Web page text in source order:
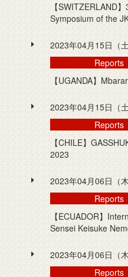
【SWITZERLAND
Symposium of the
2023年04月15日（
Reports
【UGANDA】
2023年04月15日（
Reports
【CHILE】
2023
2023年04月06日（
Reports
【ECUADOR】
Sensei Keisuke
2023年04月06日（
Reports